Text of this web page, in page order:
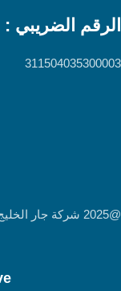
الرقم الضريبي :
311504035300003
@2025 شركة جار الخليج للصناعة - جميع الحقوق محفوظة